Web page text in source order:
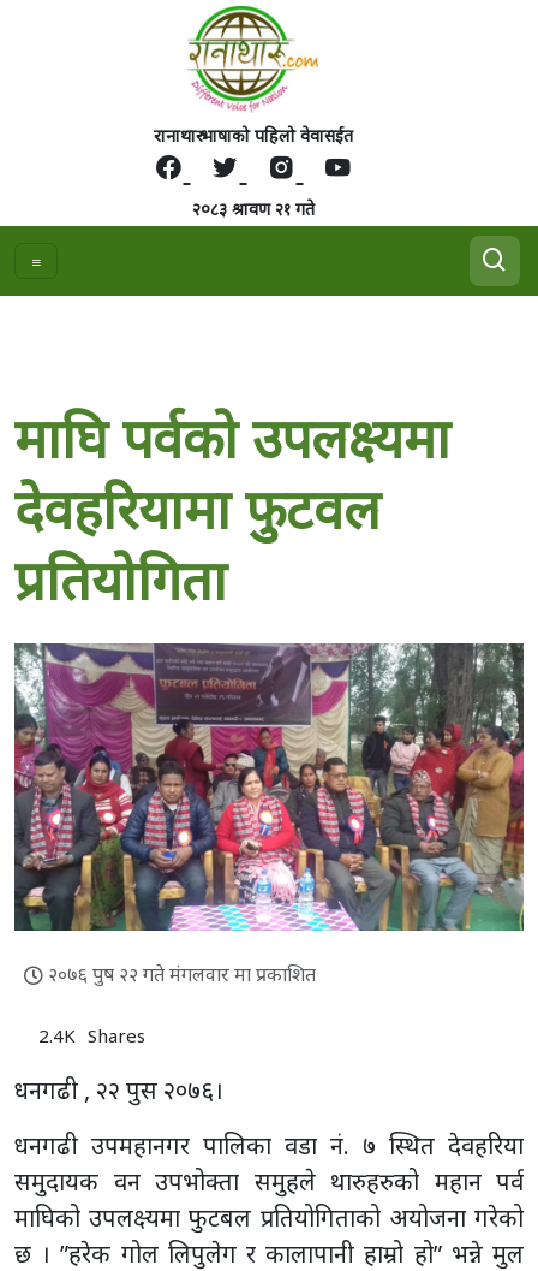
रानाथारु भाषाको पहिलो वेवासईत
२०८३ श्रावण २१ गते
माघि पर्वको उपलक्ष्यमा
देवहरियामा फुटवल
प्रतियोगिता
२०७६ पुष २२ गते मंगलवार मा प्रकाशित
2.4K Shares
धनगढी , २२ पुस २०७६।
धनगढी उपमहानगर पालिका वडा नं. ७ स्थित देवहरिया
समुदायक वन उपभोक्ता समुहले थारुहरुको महान पर्व
माघिको उपलक्ष्यमा फुटबल प्रतियोगिताको अयोजना गरेको
छ । ”हरेक गोल लिपुलेग र कालापानी हाम्रो हो” भन्ने मुल